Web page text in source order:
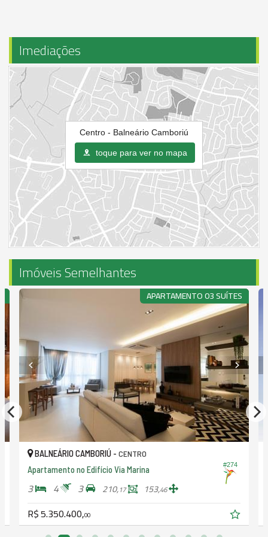
Imediações
Centro - Balneário Camboriú
toque para ver no mapa
Imóveis Semelhantes
APARTAMENTO 03 SUÍTES
#274
BALNEÁRIO CAMBORIÚ - CENTRO
Apartamento no Edifício Via Marina
3 4 3 210,17 153,46
R$ 5.350.400,00